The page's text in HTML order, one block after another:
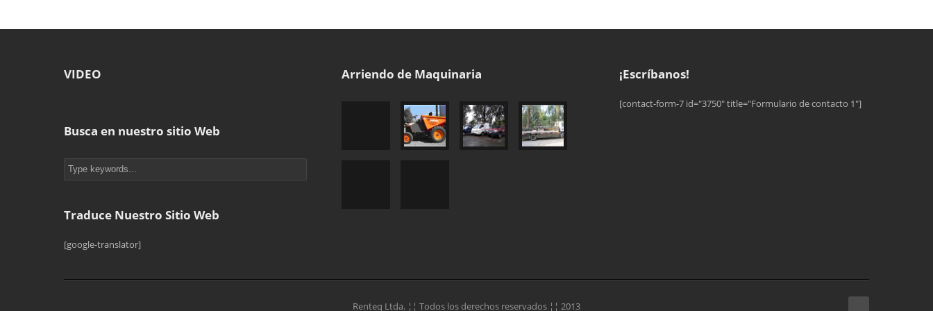
VIDEO
Busca en nuestro sitio Web
Traduce Nuestro Sitio Web
[google-translator]
Arriendo de Maquinaria ¡Escríbanos!
[contact-form-7 id="3750" title="Formulario de contacto 1"]
Renteq Ltda. ¦¦ Todos los derechos reservados ¦¦ 2013